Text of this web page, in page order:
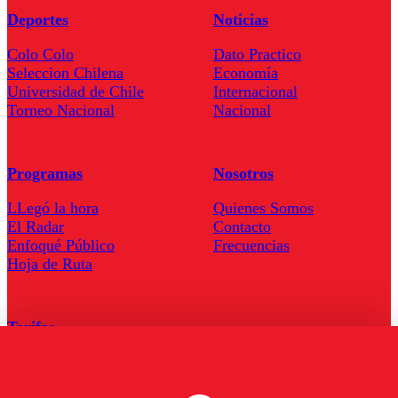
Deportes
Colo Colo
Seleccion Chilena
Universidad de Chile
Torneo Nacional
Noticias
Dato Practico
Economía
Internacional
Nacional
Programas
LLegó la hora
El Radar
Enfoqué Público
Hoja de Ruta
Nosotros
Quienes Somos
Contacto
Frecuencias
Tarifas